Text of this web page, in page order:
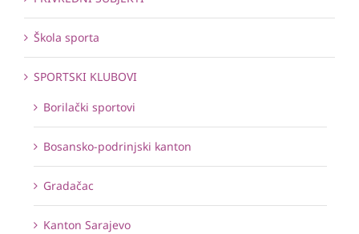
Škola sporta
SPORTSKI KLUBOVI
Borilački sportovi
Bosansko-podrinjski kanton
Gradačac
Kanton Sarajevo